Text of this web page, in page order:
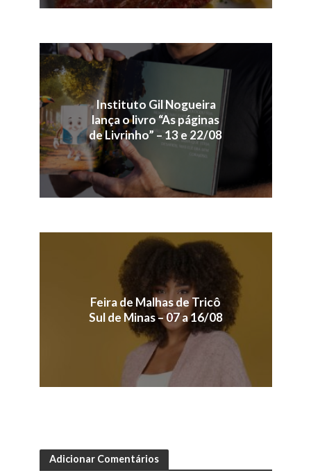
Instituto Gil Nogueira
lança o livro “As páginas
de Livrinho” – 13 e 22/08
Feira de Malhas de Tricô
Sul de Minas – 07 a 16/08
Adicionar Comentários